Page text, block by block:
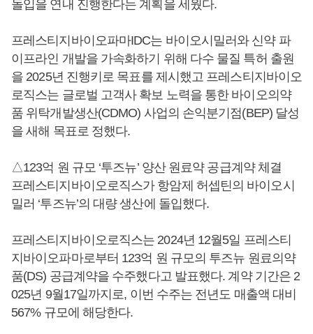
돌입을 연내 진행한다는 계획을 세웠다.
프레스티지바이오파마IDC는 바이오시밀러와 신약 파
이프라인 개발을 가속화하기 위해 다수 물질 특허 출원
을 2025년 진행키로 목표를 제시했고 프레스티지바이오
로직스는 글로벌 고객사 확보 노력을 통한 바이오의약
품 위탁개발생산(CDMO) 사업의 손익분기점(BEP) 달성
을 새해 목표로 정했다.
△123억 원 규모 ‘투즈뉴’ 양산 원료약 공급계약 체결
프레스티지바이오로직스가 항암제 허셉틴의 바이오시
밀러 ‘투즈뉴’의 대량 생산에 돌입했다.
프레스티지바이오로직스는 2024년 12월5일 프레스티
지바이오파마로부터 123억 원 규모의 투즈뉴 원료의약
품(DS) 공급계약을 수주했다고 발표했다. 계약 기간은 2
025년 9월17일까지로, 이번 수주는 전년도 매출액 대비
567% 규모에 해당한다.